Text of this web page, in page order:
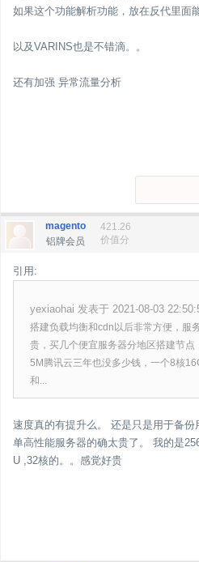
如果这个功能解析功能，放在反代里面
以及VARINS也是不错滴。。
还有加强 异常流量分析
magento
铝牌会员
421.26
价值分
引用:
yexiaohai 发表于 2021-08-03
搭建负载均衡和cdn以后非常方便，服
贵，买几个便宜服务器分地区搭建节
5M腾讯云三年也没多少钱，一个8核
和...
速度真的有提升么。 还是只是用于备份
单高性能服务器的确太贵了。 我的是
U ,32核的。。感觉好贵